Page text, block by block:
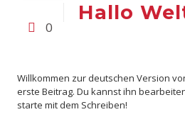
0
Hallo
Willkommen zur deutschen Version
erste Beitrag. Du kannst ihn
starte mit dem Schreiben!